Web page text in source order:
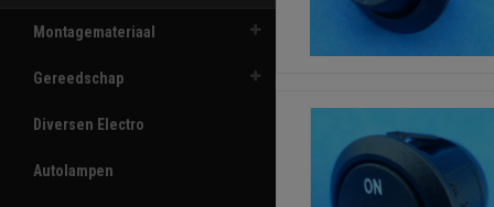
Montagemateriaal
Gereedschap
Diversen Electro
Autolampen